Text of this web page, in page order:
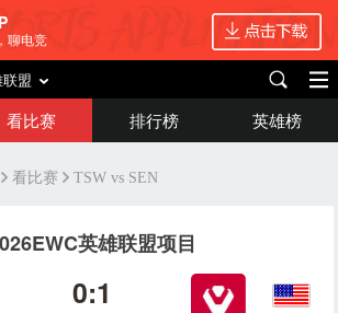
聊电竞
盟
看比赛 排行榜 英雄榜
看比赛 TSW vs SEN
英雄联盟项目
0:1